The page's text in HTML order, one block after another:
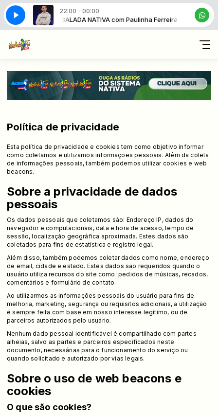
22:00 - 00:00
Ferreira BALADA NATIVA com Paulinha Ferreira
Política de privacidade
Esta política de privacidade e cookies tem como objetivo informar
como coletamos e utilizamos informações pessoais. Além da coleta
de informações pessoais, também podemos utilizar cookies e web
beacons.
Sobre a privacidade de dados
pessoais
Os dados pessoais que coletamos são: Endereço IP, dados do
navegador e computacionais, data e hora de acesso, tempo de
sessão, localização geográfica aproximada. Estes dados são
coletados para fins de estatística e registro legal.
Além disso, também podemos coletar dados como nome, endereço
de email, cidade e estado. Estes dados são requeridos quando o
usuário utiliza recursos do site como: pedidos de músicas, recados,
comentários e formulário de contato.
Ao utilizarmos as informações pessoais do usuário para fins de
melhoria, marketing, segurança ou requisitos adicionais, a utilização
é sempre feita com base em nosso interesse legítimo, ou de
parceiros autorizados pelo usuário.
Nenhum dado pessoal identificável é compartilhado com partes
alheias, salvo as partes e parceiros especificados neste
documento, necessárias para o funcionamento do serviço ou
quando solicitado e autorizado por vias legais.
Sobre o uso de web beacons e
cookies
O que são cookies?